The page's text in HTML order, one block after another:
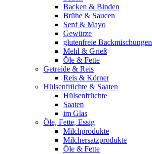
Backen & Binden
Brühe & Saucen
Senf & Mayo
Gewürze
glutenfreie Backmischungen
Mehl & Grieß
Öle & Fette
Getreide & Reis
Reis & Körner
Hülsenfrüchte & Saaten
Hülsenfrüchte
Saaten
im Glas
Öle, Fette, Essig
Milchprodukte
Milchersatzprodukte
Öle & Fette